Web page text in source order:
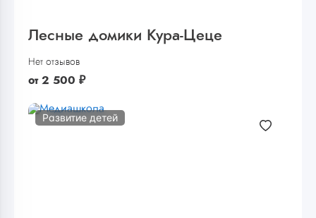
Лесные домики Кура-Цеце
Нет отзывов
от 2 500 ₽
Развитие детей